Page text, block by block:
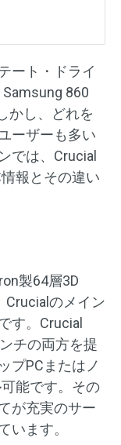
ート・ドライ
860
かし、どれを
ーザーも多い
では、Crucial
報とその違い
製64層3D
Crucialのメイン
す。Crucial
チの両方を提
プPCまたはノ
能です。その
が充実のサー
います。